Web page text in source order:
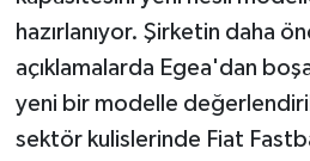
hazırlanıyor. Şirketin daha
açıklamalarda Egea'dan
yeni bir modelle
sektör kulislerinde Fiat